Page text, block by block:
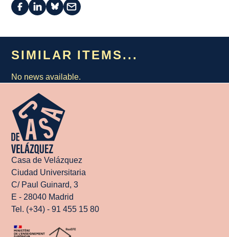
SIMILAR ITEMS...
No news available.
Casa de Velázquez
Ciudad Universitaria
C/ Paul Guinard, 3
E - 28040 Madrid
Tel. (+34) - 91 455 15 80